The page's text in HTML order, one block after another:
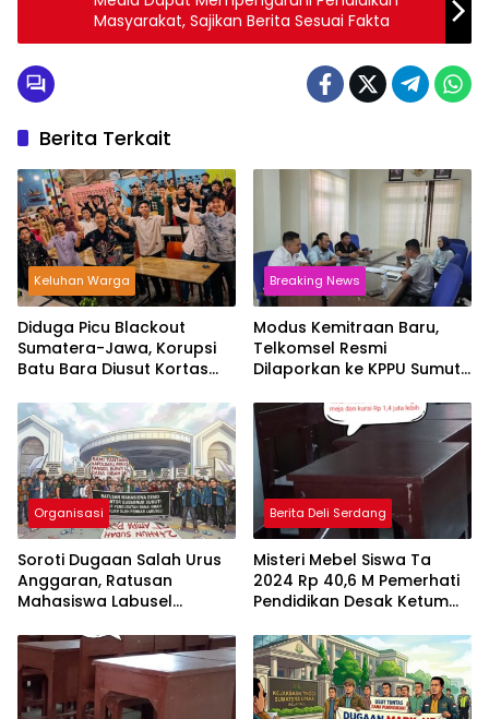
Masyarakat, Sajikan Berita Sesuai Fakta
Berita Terkait
Keluhan Warga
Diduga Picu Blackout
Sumatera-Jawa, Korupsi
Batu Bara Diusut Kortas
Breaking News
Modus Kemitraan Baru,
Telkomsel Resmi
Dilaporkan ke KPPU Sumut
Pengusaha Lokal!
Organisasi
Soroti Dugaan Salah Urus
Anggaran, Ratusan
Mahasiswa Labusel
Sumut Desak Pengusutan
Hibah Rp25 Miliar
Berita Deli Serdang
Misteri Mebel Siswa Ta
2024 Rp 40,6 M Pemerhati
Pendidikan Desak Ketum